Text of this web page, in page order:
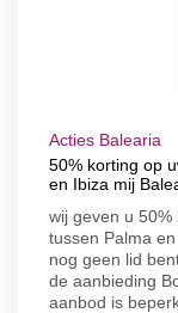
Acties Balearia
50% korting op
en Ibiza mij
wij geven u
tussen Palma
nog geen lid
de aanbieding
aanbod is